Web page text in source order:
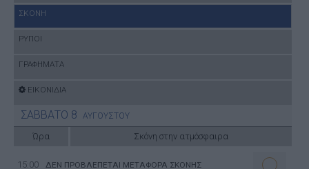
ΣΚΟΝΗ
ΡΥΠΟΙ
ΓΡΑΦΗΜΑΤΑ
ΕΙΚΟΝΙΔΙΑ
ΣΑΒΒΑΤΟ 8 ΑΥΓΟΥΣΤΟΥ
Ώρα Σκόνη στην ατμόσφαιρα
15:00 ΔΕΝ ΠΡΟΒΛΕΠΕΤΑΙ ΜΕΤΑΦΟΡΑ ΣΚΟΝΗΣ